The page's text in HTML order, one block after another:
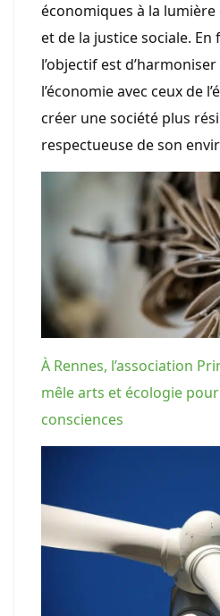
économiques à la lumière
et de la justice sociale. En
l’objectif est
l’économie avec ceux de
créer une société plus
respectueuse de son
À Rennes, l’association
mêle arts et écologie
consciences